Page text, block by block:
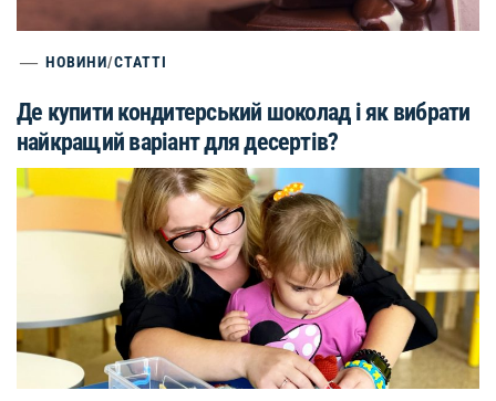
НОВИНИ/СТАТТІ
Де купити кондитерський шоколад і як вибрати
найкращий варіант для десертів?